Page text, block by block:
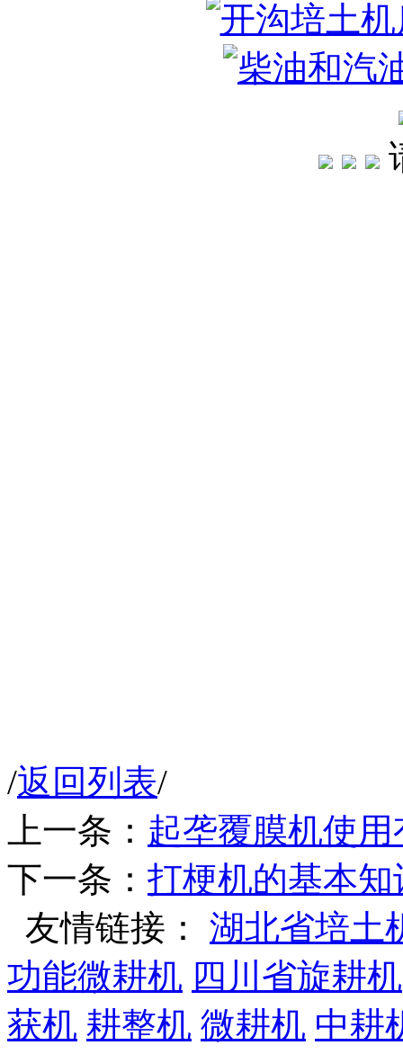
/返回列表/
上一条： 起垄覆膜机使
下一条： 打梗机的基本知
友情链接： 湖北省培土
功能微耕机 四川省旋耕机
获机 耕整机 微耕机 中耕